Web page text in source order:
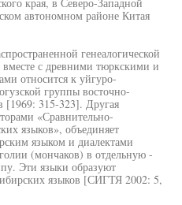
автономном районе Китая
генеалогической
с древними тюркскими и
относится к уйгуро-
группы восточно-
[1969: 315-323]. Другая
«Сравнительно-
языков», объединяет
языком и диалектами
(мончаков) в отдельную -
Эти языки образуют
языков [СИГТЯ 2002: 5,